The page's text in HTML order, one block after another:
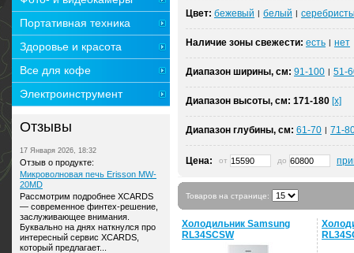
Цвет: бежевый | белый |
Наличие зоны свежести: есть | нет
Диапазон ширины, см: 91-100 | 51-
Диапазон высоты, см: 171-180 [x]
Диапазон глубины, см: 61-70 | 71-
Цена: от до
Товаров на странице:
Холодильник Samsung
RL34SCSW
Портативная техника
Здоровье и красота
Все для кофе
Электроинструмент
Отзывы
17 Января 2026, 18:32
Отзыв о продукте:
Микроволновая печь Erisson MW-
20MD
Рассмотрим подробнее XCARDS
— современное финтех-решение,
заслуживающее внимания.
Буквально на днях наткнулся про
интересный сервис XCARDS,
который предлагает...